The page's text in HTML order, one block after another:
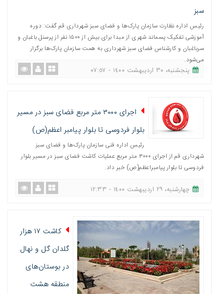
سبز
رئیس اداره نظارت سازمان پارک‌ها و فضای سبز شهرداری قم گفت: دوره
آموزشی تفکیک پسماند شهری از مبدا برای بیش از ۱۵۰۰ نفر از پرسنل باغبان و
سرباغبان و کارشناس فضای سبز شهرداری به همت سازمان پارک‌ها برگزار
می‌شود.
پنجشنبه، ٣٠ اردیبهشت ١٤٠٠ - ٠٧:٥٧
اجرای ۳۰۰۰ متر مربع فضای سبز در مسیر
بلوار فردوسی تا بلوار پیامبر اعظم(ص)
رئیس اداره فنی سازمان پارک‌ها و فضای سبز
شهرداری قم از اجرای ۳۰۰۰ متر مربع عملیات کاشت فضای سبز در مسیر بلوار
فردوسی تا بلوار پیامبراعظم(ص) خبر داد.
چهارشنبه، ٢٩ اردیبهشت ١٤٠٠ - ١٢:٣٣
کاشت ١٧ هزار
گلدان گل و نهال
در بوستان‌های
منطقه هشت